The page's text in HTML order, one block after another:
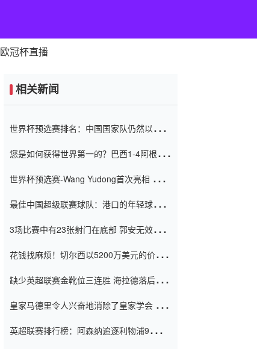
欧冠杯直播
相关新闻
世界杯预选赛排名：中国国家队仍然以6分
您是如何获得世界第一的？巴西1-4阿根
世界杯预选赛-Wang Yudong首次亮相 中国
最佳中国超级联赛球队：港口的年轻球员在
（Taishan）
3场比赛中有23张射门在底部 郭安无效传球
花钱找麻烦！切尔西以5200万美元的价格
窗口
缺少英超联赛金靴位三连胜 海拉德落后6球
皇家马德里令人兴奋地消除了皇家学会 安
英超联赛排行榜：阿森纳追逐利物浦9分 曼